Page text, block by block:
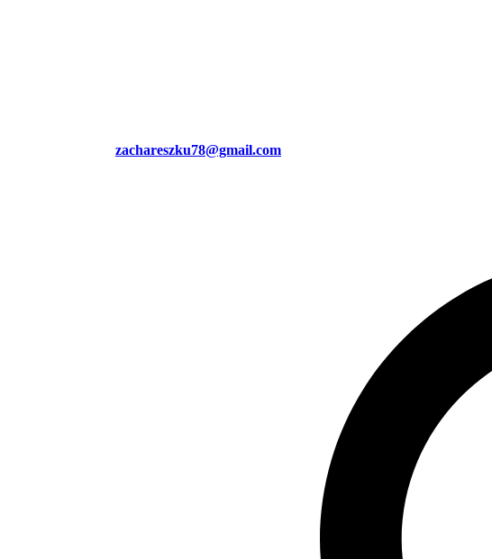
zachareszku78@gmail.com